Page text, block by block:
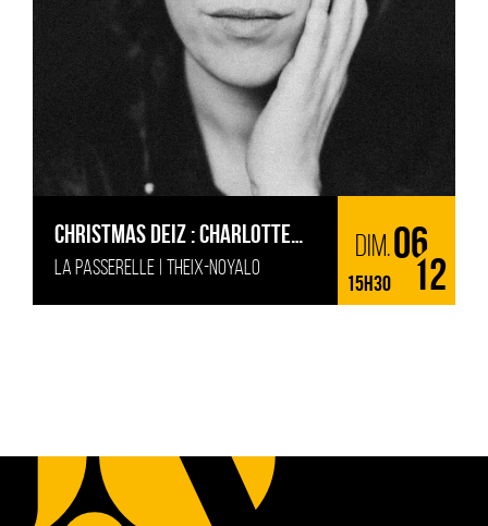
CHRISTMAS DEIZ : CHARLOTTE
PLANCHOU
LA PASSERELLE | THEIX-NOYALO
dim.06
12
15H30